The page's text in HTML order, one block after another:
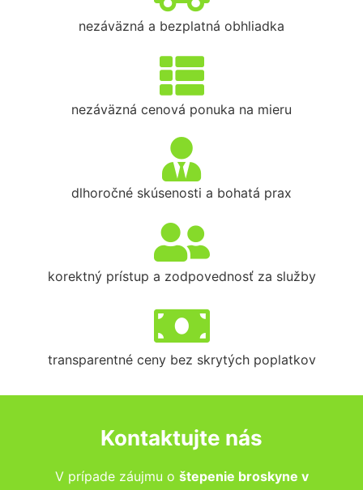
nezáväzná a bezplatná obhliadka
nezáväzná cenová ponuka na mieru
dlhoročné skúsenosti a bohatá prax
korektný prístup a zodpovednosť za služby
transparentné ceny bez skrytých poplatkov
Kontaktujte nás
V prípade záujmu o štepenie broskyne v